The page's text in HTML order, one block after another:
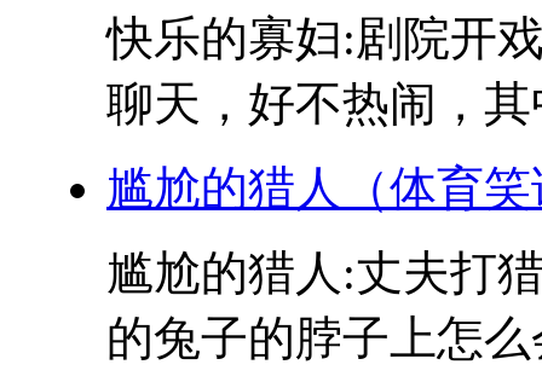
快乐的寡妇:剧院开
聊天，好不热闹，
尴尬的猎人（体育
尴尬的猎人:丈夫打
的兔子的脖子上怎